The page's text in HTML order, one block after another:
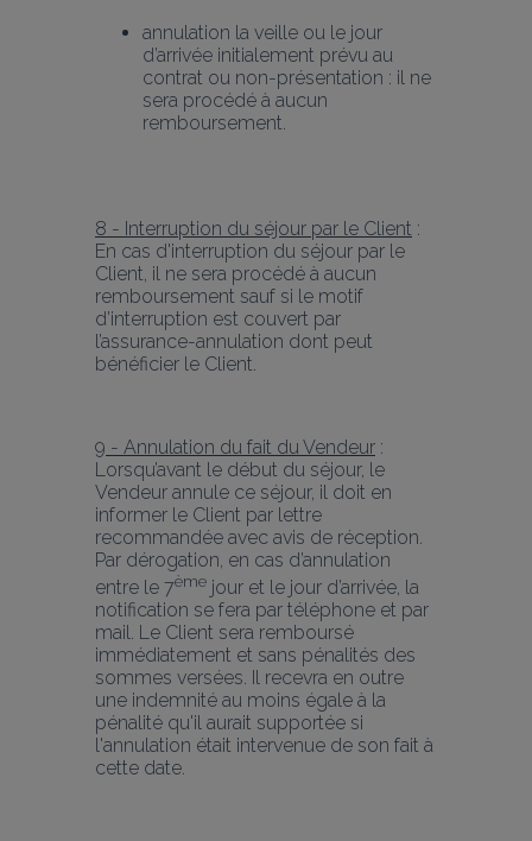
annulation la veille ou le jour
d’arrivée initialement prévu au
contrat ou non-présentation : il ne
sera procédé à aucun
remboursement.
8 - Interruption du séjour par le Client :
En cas d'interruption du séjour par le
Client, il ne sera procédé à aucun
remboursement sauf si le motif
d’interruption est couvert par
l’assurance-annulation dont peut
bénéficier le Client.
9 - Annulation du fait du Vendeur :
Lorsqu’avant le début du séjour, le
Vendeur annule ce séjour, il doit en
informer le Client par lettre
recommandée avec avis de réception.
Par dérogation, en cas d’annulation
entre le 7ème jour et le jour d’arrivée, la
notification se fera par téléphone et par
mail. Le Client sera remboursé
immédiatement et sans pénalités des
sommes versées. Il recevra en outre
une indemnité au moins égale à la
pénalité qu'il aurait supportée si
l'annulation était intervenue de son fait à
cette date.